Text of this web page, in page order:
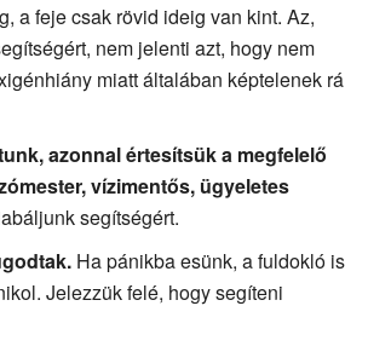
a feje csak rövid ideig van kint. Az,
nem jelenti azt, hogy nem
miatt általában képtelenek rá
azonnal értesítsük a megfelelő
vízimentős, ügyeletes
segítségért.
Ha pánikba esünk, a fuldokló is
Jelezzük felé, hogy segíteni